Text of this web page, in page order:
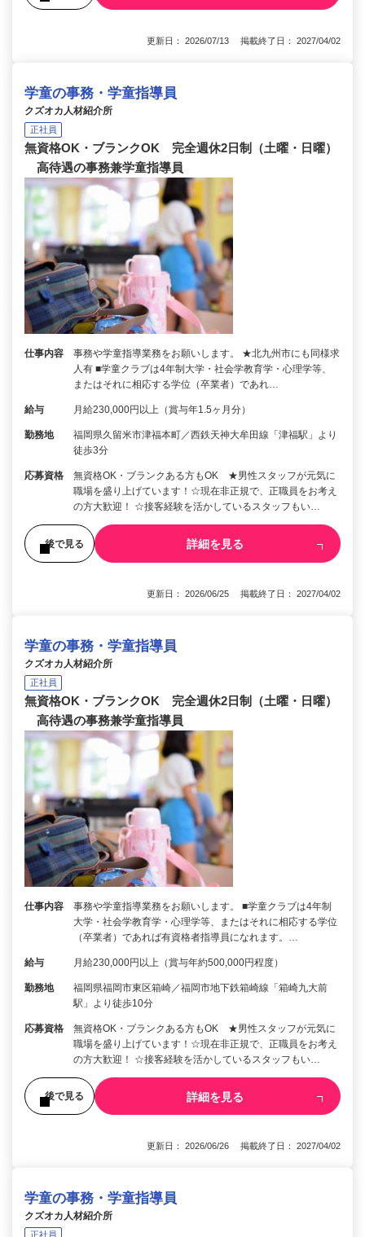
更新日： 2026/07/13 掲載終了日： 2027/04/02
学童の事務・学童指導員
クズオカ人材紹介所
正社員
無資格OK・ブランクOK 完全週休2日制（土曜・日曜）
高待遇の事務兼学童指導員
仕事内容
事務や学童指導業務をお願いします。 ★北九州市にも同様求
人有 ■学童クラブは4年制大学・社会学教育学・心理学等、
またはそれに相応する学位（卒業者）であれ…
給与 月給230,000円以上（賞与年1.5ヶ月分）
勤務地
福岡県久留米市津福本町／西鉄天神大牟田線「津福駅」より
徒歩3分
応募資格
無資格OK・ブランクある方もOK ★男性スタッフが元気に
職場を盛り上げています！☆現在非正規で、正職員をお考え
の方大歓迎！ ☆接客経験を活かしているスタッフもい…
後で見る 詳細を見る
更新日： 2026/06/25 掲載終了日： 2027/04/02
学童の事務・学童指導員
クズオカ人材紹介所
正社員
無資格OK・ブランクOK 完全週休2日制（土曜・日曜）
高待遇の事務兼学童指導員
仕事内容
事務や学童指導業務をお願いします。 ■学童クラブは4年制
大学・社会学教育学・心理学等、またはそれに相応する学位
（卒業者）であれば有資格者指導員になれます。…
給与 月給230,000円以上（賞与年約500,000円程度）
勤務地
福岡県福岡市東区箱崎／福岡市地下鉄箱崎線「箱崎九大前
駅」より徒歩10分
応募資格
無資格OK・ブランクある方もOK ★男性スタッフが元気に
職場を盛り上げています！☆現在非正規で、正職員をお考え
の方大歓迎！ ☆接客経験を活かしているスタッフもい…
後で見る 詳細を見る
更新日： 2026/06/26 掲載終了日： 2027/04/02
学童の事務・学童指導員
クズオカ人材紹介所
正社員